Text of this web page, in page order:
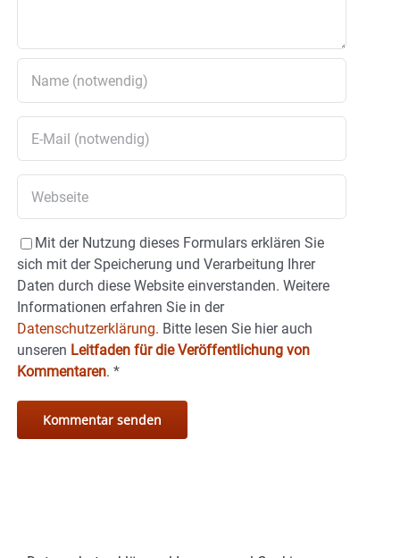
Mit der Nutzung dieses Formulars erklären Sie
sich mit der Speicherung und Verarbeitung Ihrer
Daten durch diese Website einverstanden. Weitere
Informationen erfahren Sie in der
Datenschutzerklärung. Bitte lesen Sie hier auch
unseren Leitfaden für die Veröffentlichung von
Kommentaren. *